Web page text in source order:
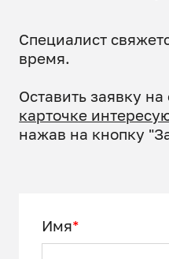
Специалист
время.
Оставить заявку
карточке
нажав на кнопку
Имя*